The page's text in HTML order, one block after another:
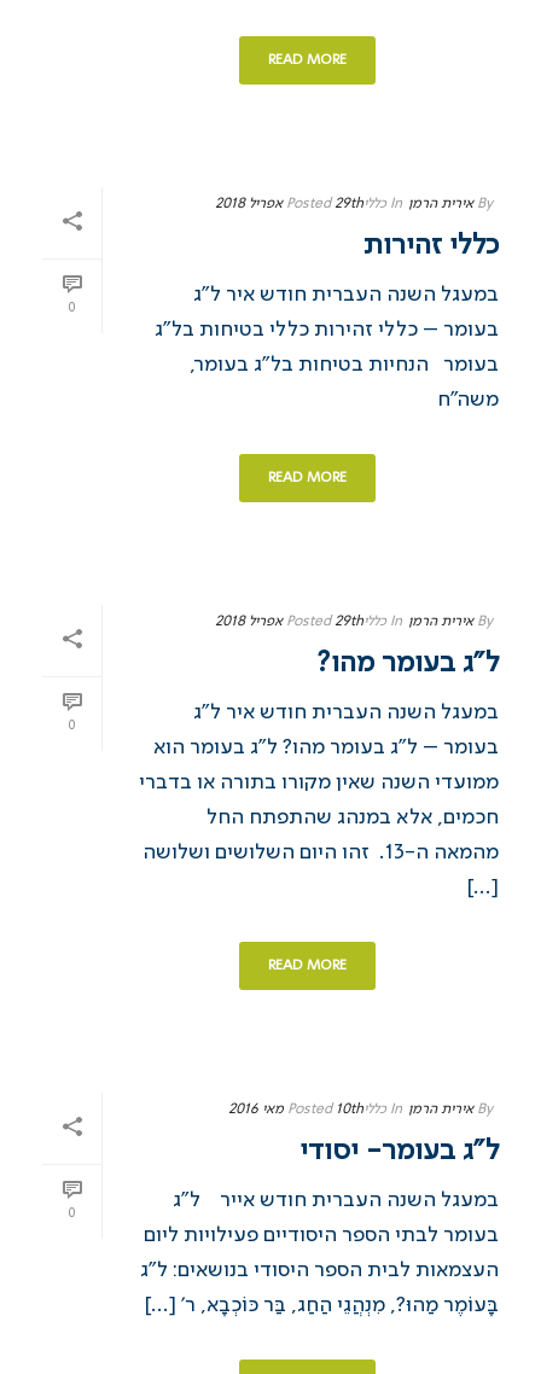
READ MORE
0
By אירית הרמן In כללי Posted 29th אפריל 2018
כללי זהירות
במעגל השנה העברית חודש איר ל”ג
בעומר – כללי זהירות כללי בטיחות בל”ג
בעומר הנחיות בטיחות בל”ג בעומר,
משה”ח
READ MORE
0
By אירית הרמן In כללי Posted 29th אפריל 2018
ל”ג בעומר מהו?
במעגל השנה העברית חודש איר ל”ג
בעומר – ל”ג בעומר מהו? ל”ג בעומר הוא
ממועדי השנה שאין מקורו בתורה או בדברי
חכמים, אלא במנהג שהתפתח החל
מהמאה ה-13. זהו היום השלושים ושלושה
[...]
READ MORE
0
By אירית הרמן In כללי Posted 10th מאי 2016
ל”ג בעומר- יסודי
במעגל השנה העברית חודש אייר ל”ג
בעומר לבתי הספר היסודיים פעילויות ליום
העצמאות לבית הספר היסודי בנושאים: ל”ג
בָּעוֹמֶר מַהוּ?, מִנְהֲגֵי הַחַג, בַּר כּוֹכְבָא, ר’ [...]